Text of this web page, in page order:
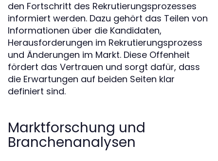
den Fortschritt des Rekrutierungsprozesses
informiert werden. Dazu gehört das Teilen von
Informationen über die Kandidaten,
Herausforderungen im Rekrutierungsprozess
und Änderungen im Markt. Diese Offenheit
fördert das Vertrauen und sorgt dafür, dass
die Erwartungen auf beiden Seiten klar
definiert sind.
Marktforschung und
Branchenanalysen